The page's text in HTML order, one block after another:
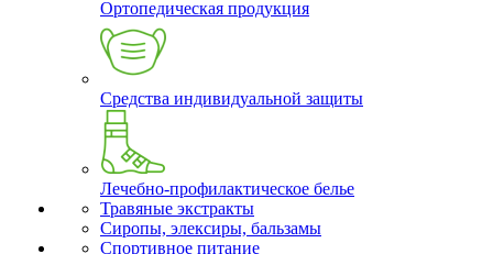
Ортопедическая продукция
Средства индивидуальной защиты
Лечебно-профилактическое белье
Травяные экстракты
Сиропы, элексиры, бальзамы
Спортивное питание